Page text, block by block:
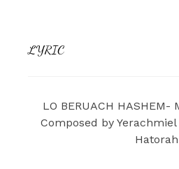
LYRIC
LO BERUACH HASHEM-
Composed by
Hatorah